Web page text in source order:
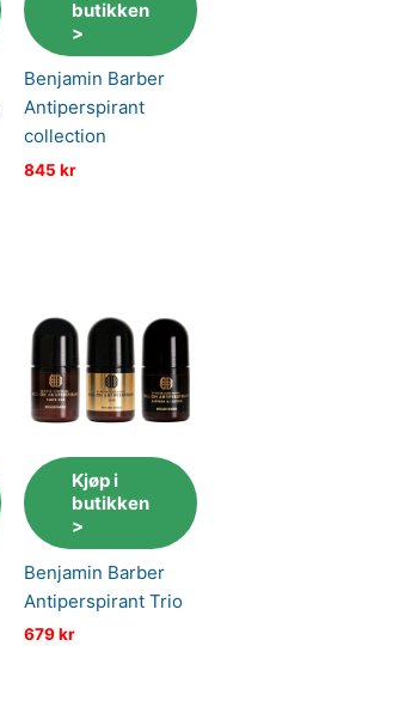
butikken
>
Benjamin Barber
Antiperspirant
collection
845 kr
Kjøp i
butikken
>
Benjamin Barber
Antiperspirant Trio
679kr